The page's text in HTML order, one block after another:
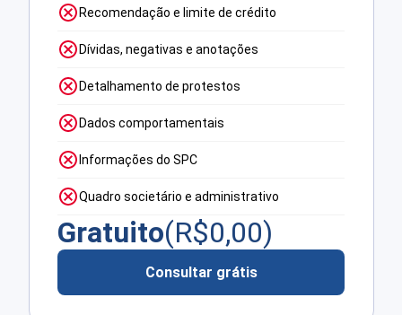
Recomendação e limite de crédito
Dívidas, negativas e anotações
Detalhamento de protestos
Dados comportamentais
Informações do SPC
Quadro societário e administrativo
Gratuito(R$0,00)
Consultar grátis